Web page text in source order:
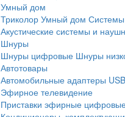
Умный дом
Триколор Умный дом Системы
Акустические системы и
Шнуры
Шнуры цифровые Шнуры
Автотовары
Автомобильные адаптеры USB
Эфирное телевидение
Приставки эфирные